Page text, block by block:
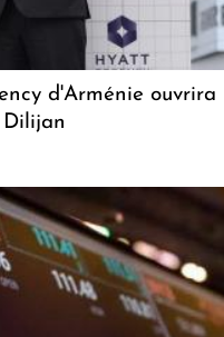
d'Arménie ouvrira
Dilijan